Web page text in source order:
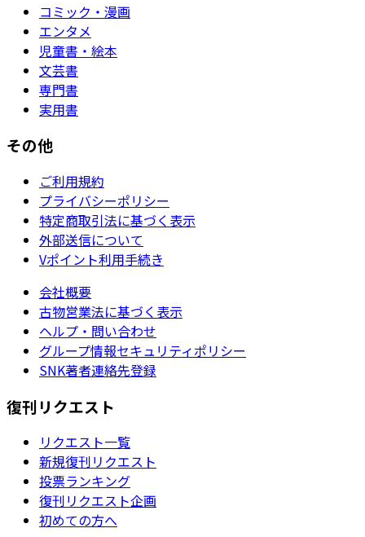
コミック・漫画
エンタメ
児童書・絵本
文芸書
専門書
実用書
その他
ご利用規約
プライバシーポリシー
特定商取引法に基づく表示
外部送信について
Vポイント利用手続き
会社概要
古物営業法に基づく表示
ヘルプ・問い合わせ
グループ情報セキュリティポリシー
SNK著者連絡先登録
復刊リクエスト
リクエスト一覧
新規復刊リクエスト
投票ランキング
復刊リクエスト企画
初めての方へ